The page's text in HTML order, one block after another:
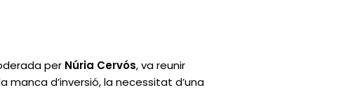
per Núria Cervós, va reunir
d’inversió, la necessitat d’una